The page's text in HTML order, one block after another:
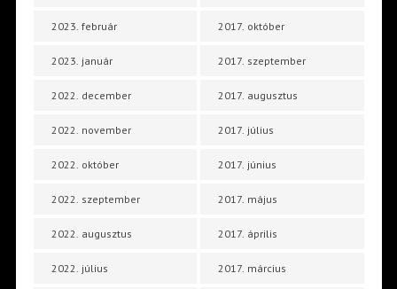
2023. február
2023. január
2022. december
2022. november
2022. október
2022. szeptember
2022. augusztus
2022. július
2017. október
2017. szeptember
2017. augusztus
2017. július
2017. június
2017. május
2017. április
2017. március